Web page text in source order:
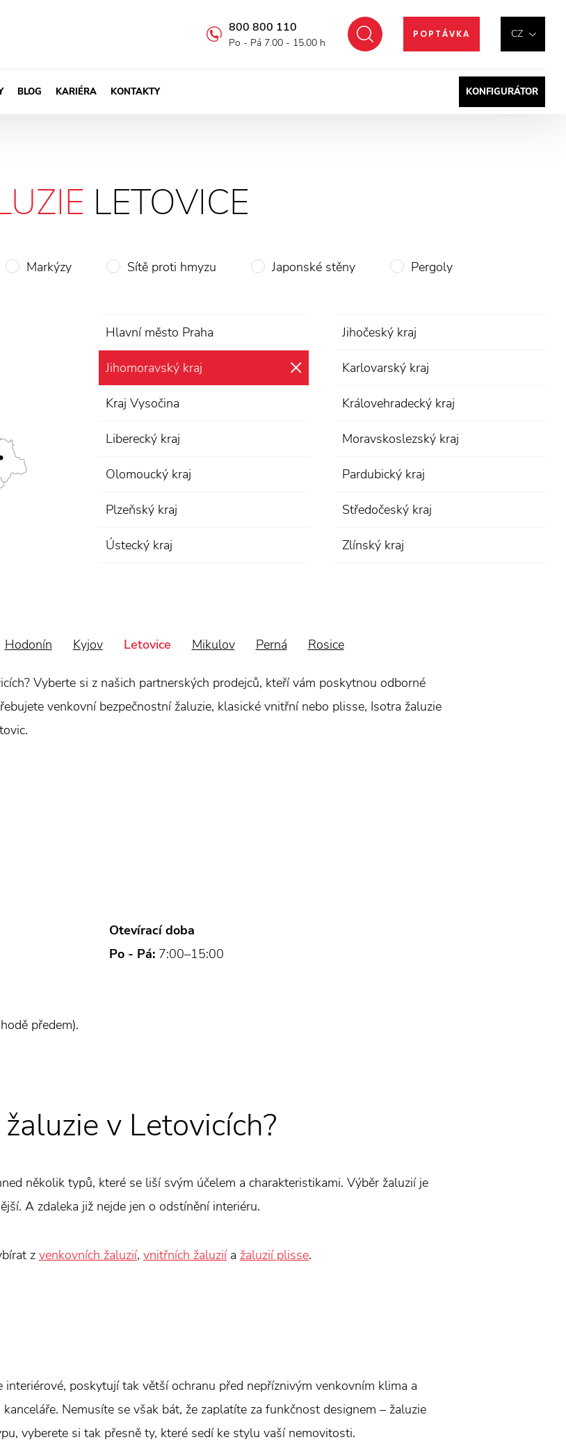
CZ
POPTÁVKA
Hledat
800 800 110
Po - Pá 7.00 - 15.00 h
BLOG KARIÉRA KONTAKTY KONFIGURÁTOR
LETOVICE
Markýzy Sítě proti hmyzu Japonské stěny Pergoly
Hlavní město Praha Jihočeský kraj
Jihomoravský kraj zrušit výběr
Karlovarský kraj
Kraj Vysočina Královehradecký kraj
Liberecký kraj Moravskoslezský kraj
Olomoucký kraj Pardubický kraj
Plzeňský kraj Středočeský kraj
Ústecký kraj Zlínský kraj
Hodonín Kyjov Letovice Mikulov Perná Rosice
Vyberte si z našich partnerských prodejců, kteří vám poskytnou odborné
venkovní bezpečnostní žaluzie, klasické vnitřní nebo plisse, Isotra žaluzie
předem).
Otevírací doba
Po - Pá: 7:00–15:00
v Letovicích?
několik typů, které se liší svým účelem a charakteristikami. Výběr žaluzií je
A zdaleka již nejde jen o odstínění interiéru.
z venkovních žaluzií, vnitřních žaluziía žaluzií plisse.
interiérové, poskytují tak větší ochranu před nepříznivým venkovním klima a
Nemusíte se však bát, že zaplatíte za funkčnost designem – žaluzie
vyberete si tak přesně ty, které sedí ke stylu vaší nemovitosti.